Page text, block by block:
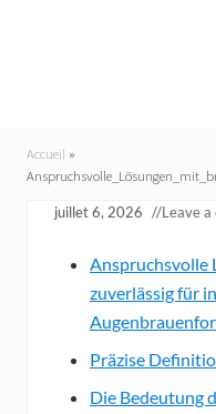
Accueil »
juillet 6, 2026 //Leave
Anspruchsvolle
zuverlässig für
Präzise
Die Bedeutung